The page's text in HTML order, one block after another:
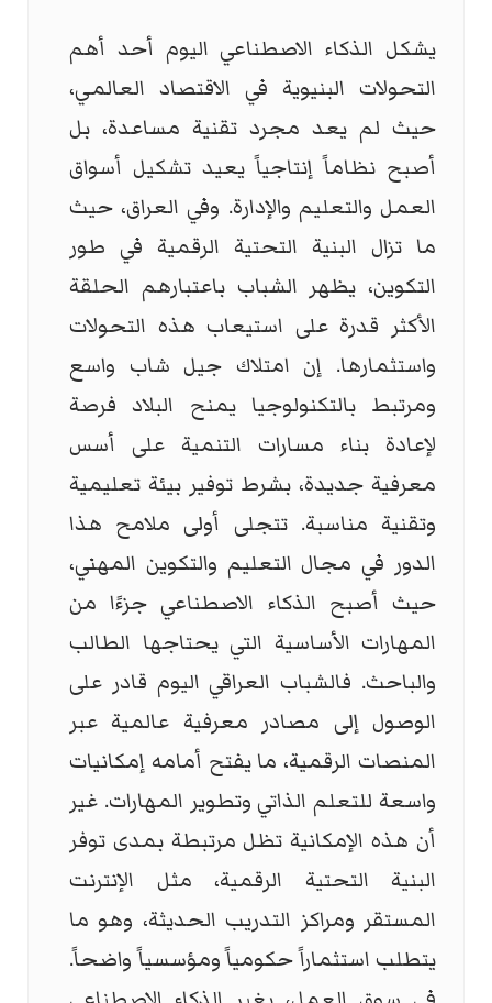
يشكل الذكاء الاصطناعي اليوم أحد أهم
التحولات البنيوية في الاقتصاد العالمي،
حيث لم يعد مجرد تقنية مساعدة، بل
أصبح نظاماً إنتاجياً يعيد تشكيل أسواق
العمل والتعليم والإدارة. وفي العراق، حيث
ما تزال البنية التحتية الرقمية في طور
التكوين، يظهر الشباب باعتبارهم الحلقة
الأكثر قدرة على استيعاب هذه التحولات
واستثمارها. إن امتلاك جيل شاب واسع
ومرتبط بالتكنولوجيا يمنح البلاد فرصة
لإعادة بناء مسارات التنمية على أسس
معرفية جديدة، بشرط توفير بيئة تعليمية
وتقنية مناسبة. تتجلى أولى ملامح هذا
الدور في مجال التعليم والتكوين المهني،
حيث أصبح الذكاء الاصطناعي جزءًا من
المهارات الأساسية التي يحتاجها الطالب
والباحث. فالشباب العراقي اليوم قادر على
الوصول إلى مصادر معرفية عالمية عبر
المنصات الرقمية، ما يفتح أمامه إمكانيات
واسعة للتعلم الذاتي وتطوير المهارات. غير
أن هذه الإمكانية تظل مرتبطة بمدى توفر
البنية التحتية الرقمية، مثل الإنترنت
المستقر ومراكز التدريب الحديثة، وهو ما
يتطلب استثماراً حكومياً ومؤسسياً واضحاً.